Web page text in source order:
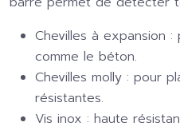
Chevilles à expansion
comme le béton.
Chevilles molly : pour
résistantes.
Vis inox : haute